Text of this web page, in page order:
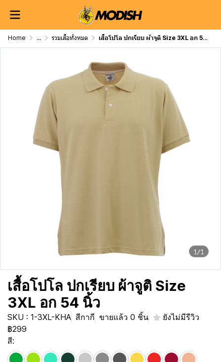
Home ... รวมเสื้อทั้งหมด เสื้อโปโล ปกเรียบ ผ้าจูติ Size 3XL อก 54 นิ้ว
1/1
เสื้อโปโล ปกเรียบ ผ้าจูติ Size
3XL อก 54 นิ้ว
SKU : 1-3XL-KHA สีกากี ขายแล้ว 0 ชิ้น
ยังไม่มีรีวิว
฿299
สี: